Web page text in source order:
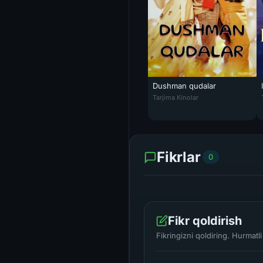
Dushman qudalar
Dushman qudalar / Nafratdan
Tarjima Kinolar
Fikrlar 0
Fikr qoldirish
Fikringizni qoldiring.